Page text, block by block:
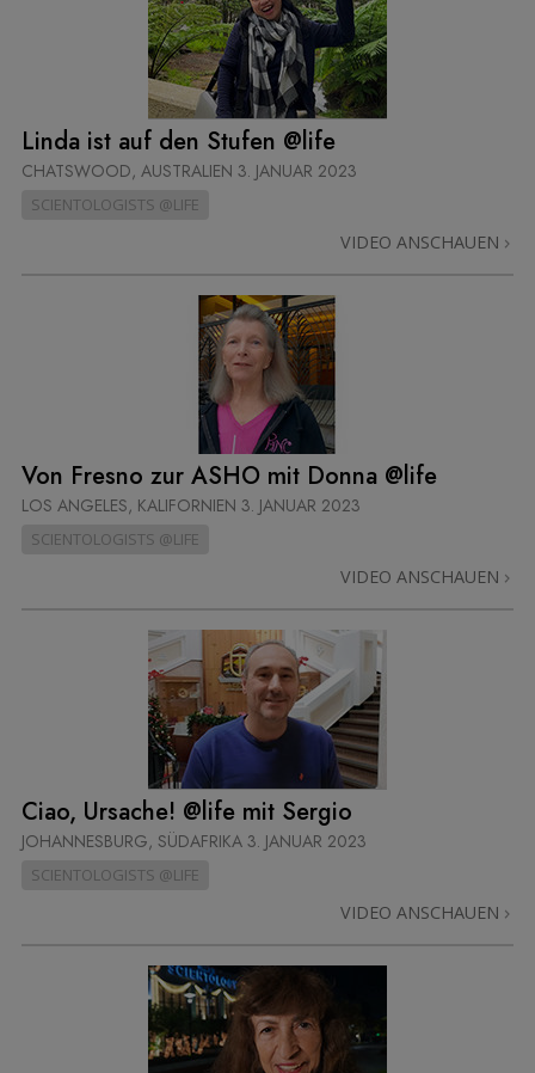
Linda ist auf den Stufen @life
CHATSWOOD, AUSTRALIEN 3. JANUAR 2023
SCIENTOLOGISTS @LIFE
VIDEO ANSCHAUEN
Von Fresno zur ASHO mit Donna @life
LOS ANGELES, KALIFORNIEN 3. JANUAR 2023
SCIENTOLOGISTS @LIFE
VIDEO ANSCHAUEN
Ciao, Ursache! @life mit Sergio
JOHANNESBURG, SÜDAFRIKA 3. JANUAR 2023
SCIENTOLOGISTS @LIFE
VIDEO ANSCHAUEN